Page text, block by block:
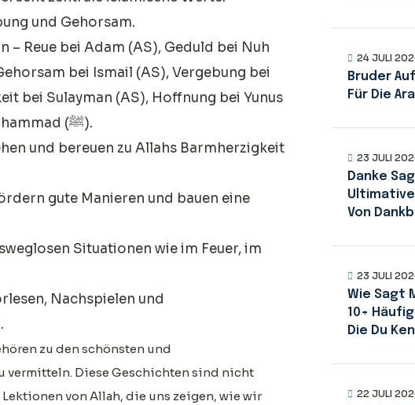
und Gehorsam.
Reue bei Adam (AS), Geduld bei Nuh
bei Ismail (AS), Vergebung bei
bei Sulayman (AS), Hoffnung bei Yunus
(AS) und vorbildlicher Charakter bei Muhammad (ﷺ).
und bereuen zu Allahs Barmherzigkeit
gute Manieren und bauen eine
Situationen wie im Feuer, im
Nachspielen und
zu den schönsten und
vermitteln. Diese Geschichten sind nicht
von Allah, die uns zeigen, wie wir
24 JULI
Bruder
Für Die
23 JULI
Danke
Von
23 JULI
Wie Sagt
10+
Die Du
22 JULI